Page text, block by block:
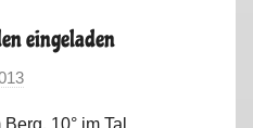
eingeladen
10° im Tal